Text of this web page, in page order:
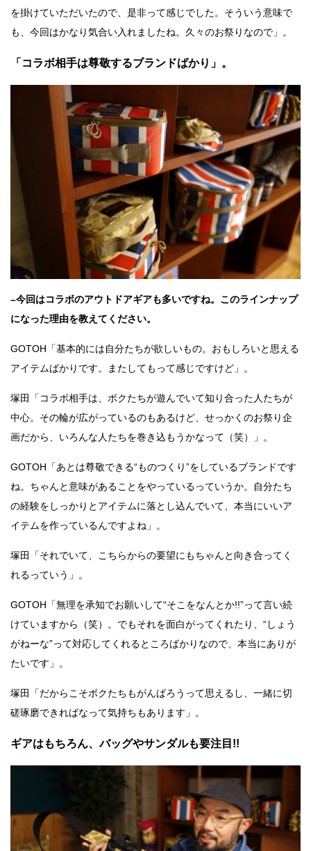
を掛けていただいたので、是非って感じでした。そういう意味で
も、今回はかなり気合い入れましたね。久々のお祭りなので」。
「コラボ相手は尊敬するブランドばかり」。
–今回はコラボのアウトドアギアも多いですね。このラインナップ
になった理由を教えてください。
GOTOH「基本的には自分たちが欲しいもの。おもしろいと思える
アイテムばかりです。またしてもって感じですけど」。
塚田「コラボ相手は、ボクたちが遊んでいて知り合った人たちが
中心。その輪が広がっているのもあるけど、せっかくのお祭り企
画だから、いろんな人たちを巻き込もうかなって（笑）」。
GOTOH「あとは尊敬できる“ものつくり”をしているブランドです
ね。ちゃんと意味があることをやっているっていうか。自分たち
の経験をしっかりとアイテムに落とし込んでいて、本当にいいア
イテムを作っているんですよね」。
塚田「それでいて、こちらからの要望にもちゃんと向き合ってく
れるっていう」。
GOTOH「無理を承知でお願いして“そこをなんとか!!”って言い続
けていますから（笑）。でもそれを面白がってくれたり、“しょう
がねーな”って対応してくれるところばかりなので、本当にありが
たいです」。
塚田「だからこそボクたちもがんばろうって思えるし、一緒に切
磋琢磨できればなって気持ちもあります」。
ギアはもちろん、バッグやサンダルも要注目!!